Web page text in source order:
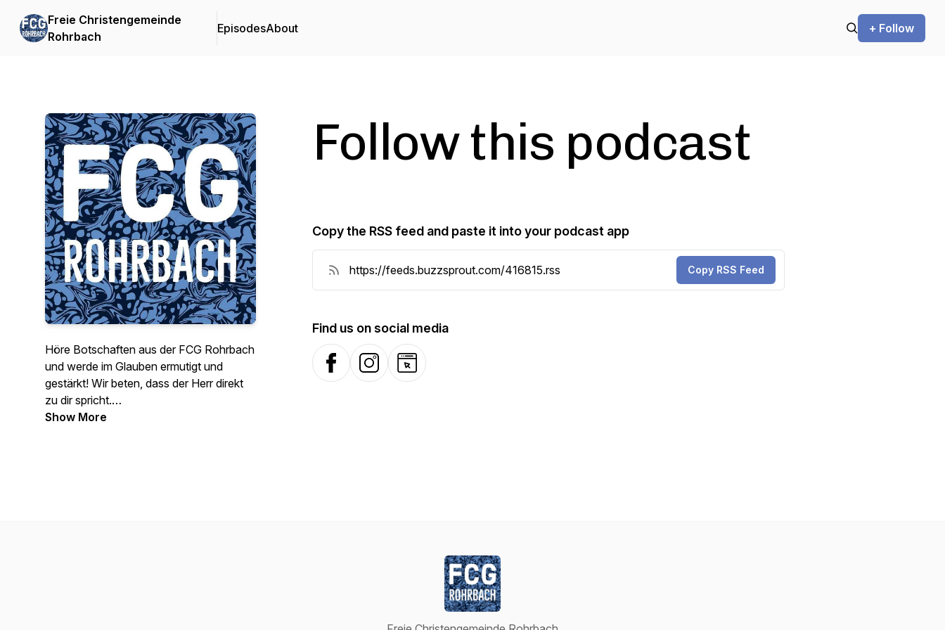
Freie Christengemeinde
Rohrbach
EpisodesAbout + Follow
Höre Botschaften aus der FCG Rohrbach
und werde im Glauben ermutigt und
gestärkt! Wir beten, dass der Herr direkt
zu dir spricht.
https://fcgwels.at/rohrbach/
Show More
Follow this podcast
Copy the RSS feed and paste it into your podcast app
Copy RSS Feed
Find us on social media
FacebookInstagramWebsite